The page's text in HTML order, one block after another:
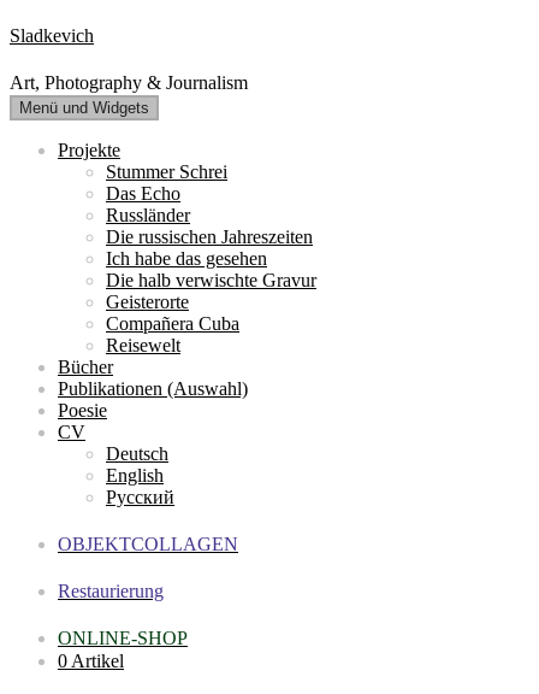
Zum
Inhalt
springen
Sladkevich
Art, Photography & Journalism
Menü und Widgets
Projekte
Stummer Schrei
Das Echo
Russländer
Die russischen Jahreszeiten
Ich habe das gesehen
Die halb verwischte Gravur
Geisterorte
Compañera Cuba
Reisewelt
Bücher
Publikationen (Auswahl)
Poesie
CV
Deutsch
English
Русский
OBJEKTCOLLAGEN
Restaurierung
ONLINE-SHOP
0 Artikel